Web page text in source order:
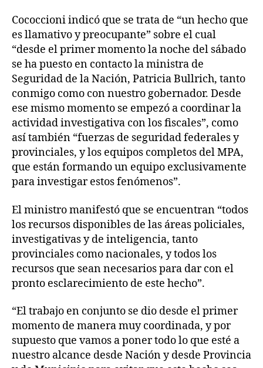
Cococcioni indicó que se trata de “un hecho que
es llamativo y preocupante” sobre el cual
“desde el primer momento la noche del sábado
se ha puesto en contacto la ministra de
Seguridad de la Nación, Patricia Bullrich, tanto
conmigo como con nuestro gobernador. Desde
ese mismo momento se empezó a coordinar la
actividad investigativa con los fiscales”, como
así también “fuerzas de seguridad federales y
provinciales, y los equipos completos del MPA,
que están formando un equipo exclusivamente
para investigar estos fenómenos”.
El ministro manifestó que se encuentran “todos
los recursos disponibles de las áreas policiales,
investigativas y de inteligencia, tanto
provinciales como nacionales, y todos los
recursos que sean necesarios para dar con el
pronto esclarecimiento de este hecho”.
“El trabajo en conjunto se dio desde el primer
momento de manera muy coordinada, y por
supuesto que vamos a poner todo lo que esté a
nuestro alcance desde Nación y desde Provincia